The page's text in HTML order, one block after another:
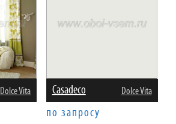
Dolce Vita Casadeco Dolce Vita
по запросу